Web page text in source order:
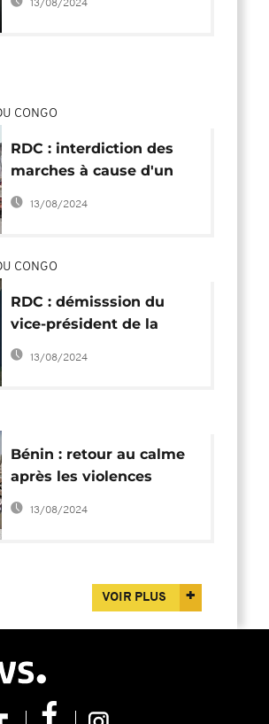
13/08/2024
CONGO
RDC : interdiction des
marches à cause d'un
climat " tendu"
13/08/2024
CONGO
RDC : démisssion du
vice-président de la
Commission électorale
13/08/2024
Bénin : retour au calme
après les violences
post-électorales
13/08/2024
VOIR PLUS